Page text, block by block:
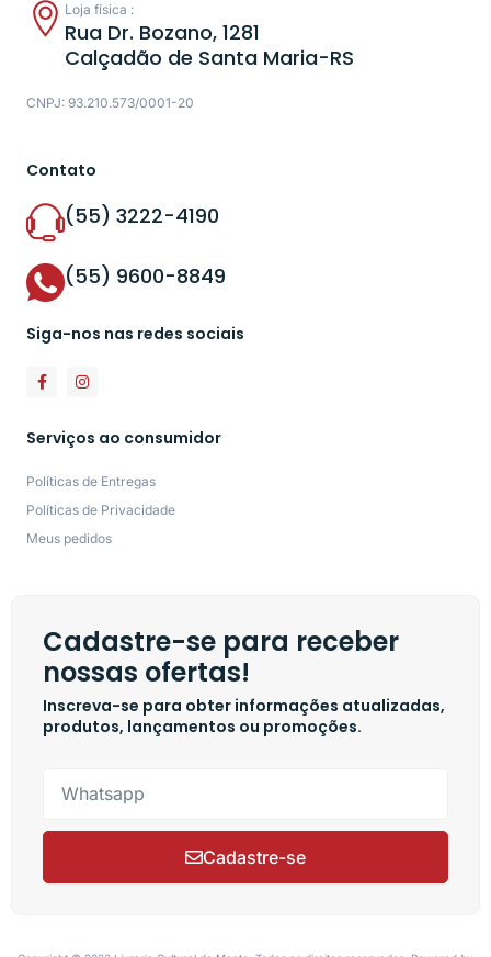
Loja física :
Rua Dr. Bozano, 1281
Calçadão de Santa Maria-RS
CNPJ: 93.210.573/0001-20
Contato
(55) 3222-4190
(55) 9600-8849
Siga-nos nas redes sociais
Serviços ao consumidor
Políticas de Entregas
Políticas de Privacidade
Meus pedidos
Cadastre-se para receber
nossas ofertas!
Inscreva-se para obter informações atualizadas,
produtos, lançamentos ou promoções.
Cadastre-se